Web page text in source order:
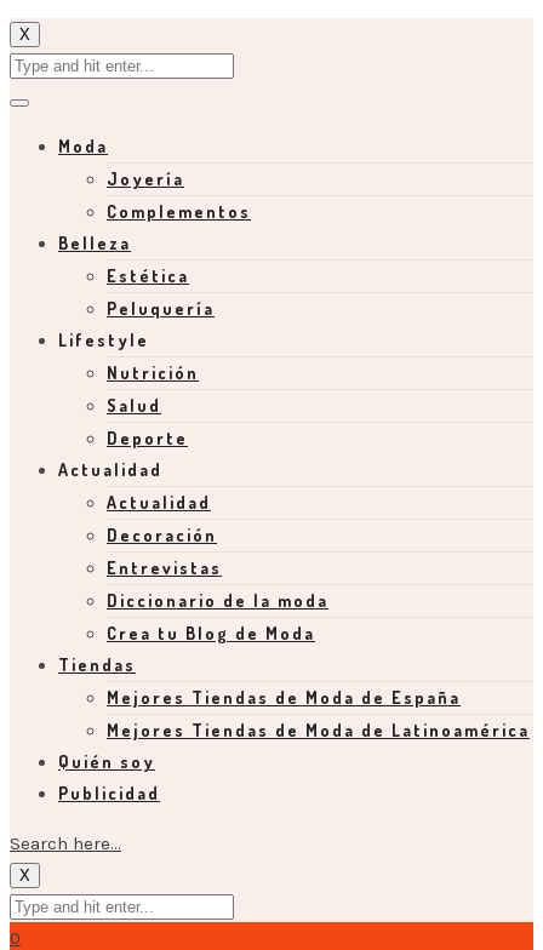
X
Moda
Joyería
Complementos
Belleza
Estética
Peluquería
Lifestyle
Nutrición
Salud
Deporte
Actualidad
Actualidad
Decoración
Entrevistas
Diccionario de la moda
Crea tu Blog de Moda
Tiendas
Mejores Tiendas de Moda de España
Mejores Tiendas de Moda de Latinoamérica
Quién soy
Publicidad
Search here...
X
0